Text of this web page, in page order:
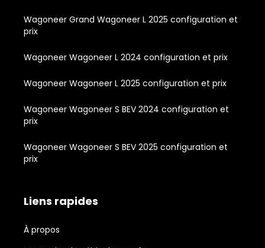
Wagoneer Grand Wagoneer L 2025 configuration et
prix
Wagoneer Wagoneer L 2024 configuration et prix
Wagoneer Wagoneer L 2025 configuration et prix
Wagoneer Wagoneer S BEV 2024 configuration et
prix
Wagoneer Wagoneer S BEV 2025 configuration et
prix
Liens rapides
À propos